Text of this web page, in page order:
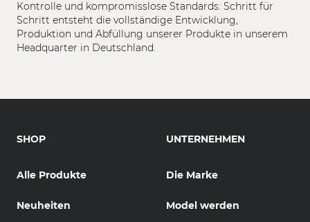
Kontrolle und kompromisslose Standards: Schritt für
Schritt entsteht die vollständige Entwicklung,
Produktion und Abfüllung unserer Produkte in unserem
Headquarter in Deutschland.
SHOP
Alle Produkte
Neuheiten
UNTERNEHMEN
Die Marke
Model werden